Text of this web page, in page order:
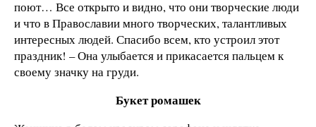
поют… Все открыто и видно, что они творческие люди
и что в Православии много творческих, талантливых
интересных людей. Спасибо всем, кто устроил этот
праздник! – Она улыбается и прикасается пальцем к
своему значку на груди.
Букет ромашек